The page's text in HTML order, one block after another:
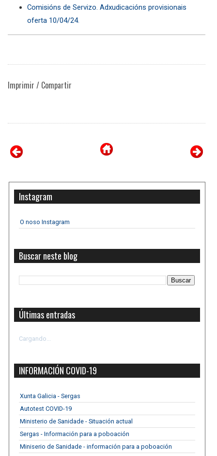
Comisións de Servizo. Adxudicacións provisionais
oferta 10/04/24.
Imprimir / Compartir
Instagram
O noso Instagram
Buscar neste blog
Últimas entradas
Cargando...
INFORMACIÓN COVID-19
Xunta Galicia - Sergas
Autotest COVID-19
Ministerio de Sanidade - Situación actual
Sergas - Información para a poboación
Miniserio de Sanidade - información para a poboación